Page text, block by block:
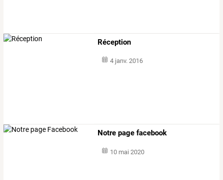
Réception
4 janv. 2016
Notre page facebook
10 mai 2020